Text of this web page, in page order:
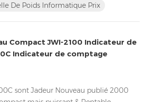
De Poids Informatique Prix
Compact JWI-2100 Indicateur de
Indicateur de comptage
sont Jadeur Nouveau publié 2000